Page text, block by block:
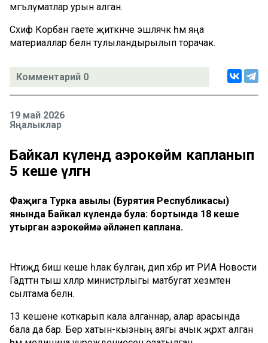
мәгълүматлар урын алган.
Сәхифә Корбан гаете җиткәнче эшләячәк һәм яңа
материаллар белән тулыландырылып торачак.
Комментарий 0
19 май 2026
Яңалыклар
Байкал күлендә аэрокөймә капланып
5 кеше үлгән
Фаҗига Турка авылы (Бурятия Республикасы)
янында Байкал күлендә була: бортында 18 кеше
утырган аэрокөймә әйләнеп каплана.
Нәтиҗәдә биш кеше һәлак булган, дип хәбәр итә РИА Новости
Гадәттән тыш хәлләр министрлыгы матбугат хезмәтенә
сылтама белән.
13 кешене коткарып кала алганнар, алар арасында
бала да бар. Бер хатын-кызның аягы ачык җәрәхәт алган